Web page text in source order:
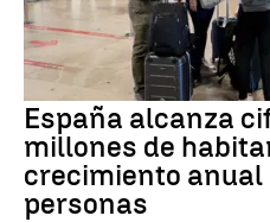
España alcanza
millones de
crecimiento anual
personas